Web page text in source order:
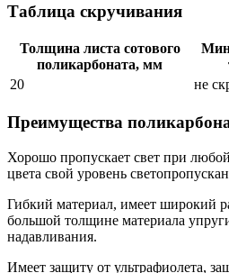
Таблица скручивания
Толщина листа сотового
поликарбоната, мм
20
не
Преимущества
Хорошо пропускает свет при
цвета свой уровень
Гибкий материал, имеет широкий
большой толщине материала
надавливания.
Имеет защиту от ультрафиолета,